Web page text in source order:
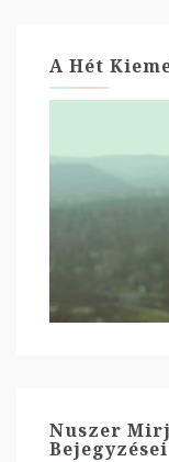
A Hét
Nuszer
Bejegyzései